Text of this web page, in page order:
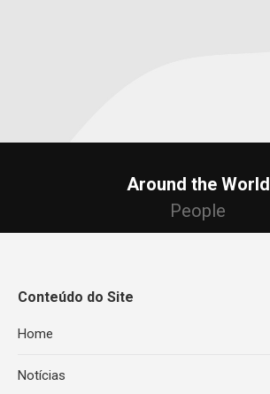
Around the World
People
Conteúdo do Site
Home
Notícias